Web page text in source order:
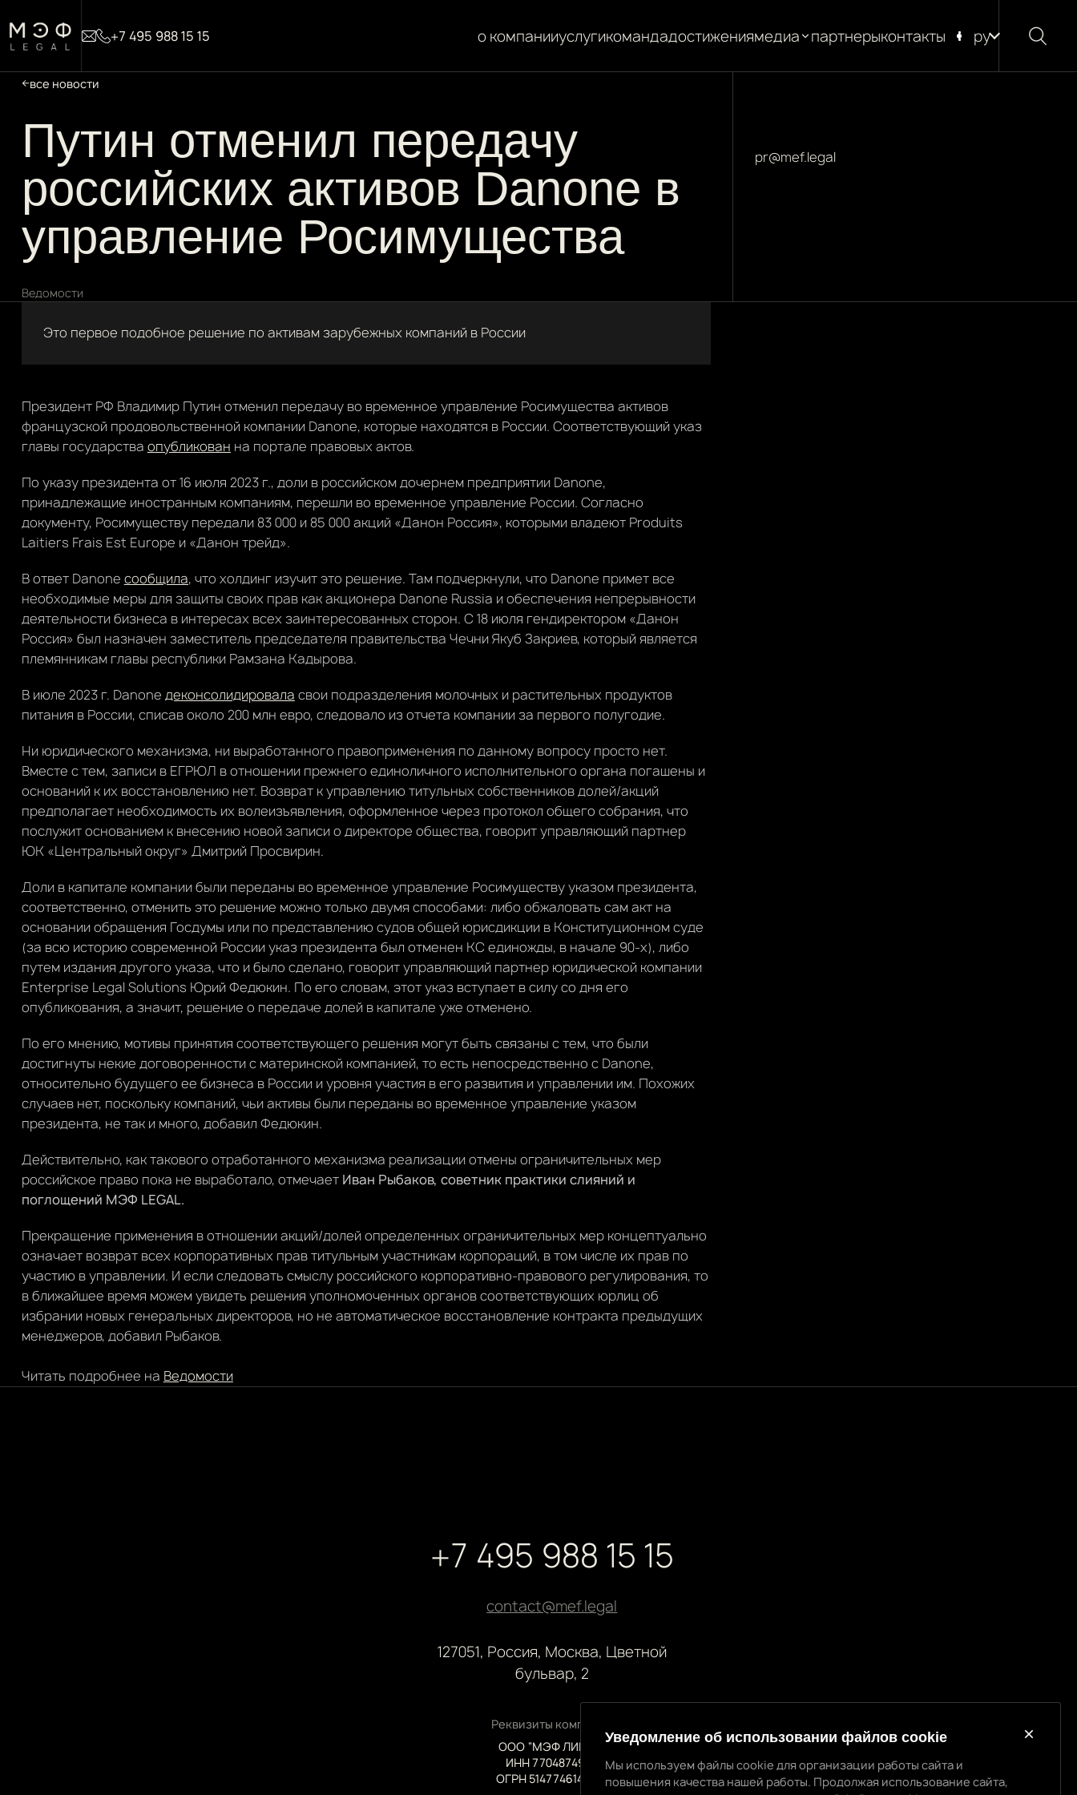
+7 495 988 15 15 о компанииуслугикомандадостижениямедиа
новости
партнерыконтакты ру
все новости
Путин отменил передачу
российских активов Danone в
управление Росимущества
Ведомости
pr@mef.legal
Это первое подобное решение по активам зарубежных компаний в России
Президент РФ Владимир Путин отменил передачу во временное управление Росимущества активов
французской продовольственной компании Danone, которые находятся в России. Соответствующий указ
главы государства опубликован на портале правовых актов.
По указу президента от 16 июля 2023 г., доли в российском дочернем предприятии Danone,
принадлежащие иностранным компаниям, перешли во временное управление России. Согласно
документу, Росимуществу передали 83 000 и 85 000 акций «Данон Россия», которыми владеют Produits
Laitiers Frais Est Europe и «Данон трейд».
В ответ Danone сообщила, что холдинг изучит это решение. Там подчеркнули, что Danone примет все
необходимые меры для защиты своих прав как акционера Danone Russia и обеспечения непрерывности
деятельности бизнеса в интересах всех заинтересованных сторон. С 18 июля гендиректором «Данон
Россия» был назначен заместитель председателя правительства Чечни Якуб Закриев, который является
племянникам главы республики Рамзана Кадырова.
В июле 2023 г. Danone деконсолидировала свои подразделения молочных и растительных продуктов
питания в России, списав около 200 млн евро, следовало из отчета компании за первого полугодие.
Ни юридического механизма, ни выработанного правоприменения по данному вопросу просто нет.
Вместе с тем, записи в ЕГРЮЛ в отношении прежнего единоличного исполнительного органа погашены и
оснований к их восстановлению нет. Возврат к управлению титульных собственников долей/акций
предполагает необходимость их волеизъявления, оформленное через протокол общего собрания, что
послужит основанием к внесению новой записи о директоре общества, говорит управляющий партнер
ЮК «Центральный округ» Дмитрий Просвирин.
Доли в капитале компании были переданы во временное управление Росимуществу указом президента,
соответственно, отменить это решение можно только двумя способами: либо обжаловать сам акт на
основании обращения Госдумы или по представлению судов общей юрисдикции в Конституционном суде
(за всю историю современной России указ президента был отменен КС единожды, в начале 90-х), либо
путем издания другого указа, что и было сделано, говорит управляющий партнер юридической компании
Enterprise Legal Solutions Юрий Федюкин. По его словам, этот указ вступает в силу со дня его
опубликования, а значит, решение о передаче долей в капитале уже отменено.
По его мнению, мотивы принятия соответствующего решения могут быть связаны с тем, что были
достигнуты некие договоренности с материнской компанией, то есть непосредственно с Danone,
относительно будущего ее бизнеса в России и уровня участия в его развития и управлении им. Похожих
случаев нет, поскольку компаний, чьи активы были переданы во временное управление указом
президента, не так и много, добавил Федюкин.
Действительно, как такового отработанного механизма реализации отмены ограничительных мер
российское право пока не выработало, отмечает Иван Рыбаков, советник практики слияний и
поглощений МЭФ LEGAL.
Прекращение применения в отношении акций/долей определенных ограничительных мер концептуально
означает возврат всех корпоративных прав титульным участникам корпораций, в том числе их прав по
участию в управлении. И если следовать смыслу российского корпоративно-правового регулирования, то
в ближайшее время можем увидеть решения уполномоченных органов соответствующих юрлиц об
избрании новых генеральных директоров, но не автоматическое восстановление контракта предыдущих
менеджеров, добавил Рыбаков.
Читать подробнее на Ведомости
+7 495 988 15 15
contact@mef.legal
127051, Россия, Москва, Цветной
бульвар, 2
Реквизиты компании
ООО “МЭФ ЛИГАЛ”
ИНН 7704874992
ОГРН 5147746145718
Уведомление об использовании файлов cookie
Мы используем файлы cookie для организации работы сайта и
повышения качества нашей работы. Продолжая использование сайта,